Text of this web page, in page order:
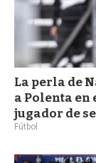
La perla de
a Polenta en
jugador de
Fútbol